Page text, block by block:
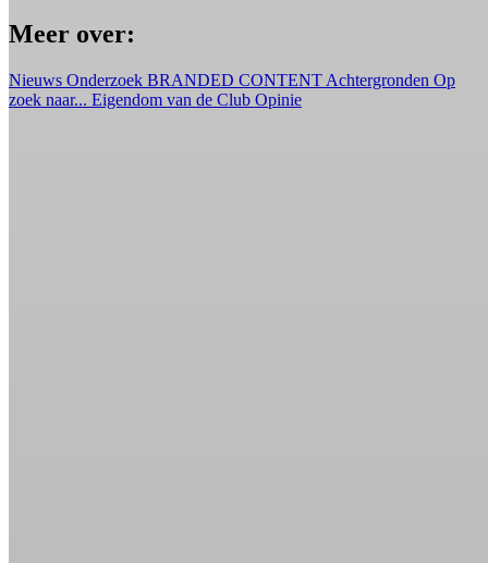
Meer over:
Nieuws Onderzoek BRANDED CONTENT Achtergronden Op
zoek naar... Eigendom van de Club Opinie